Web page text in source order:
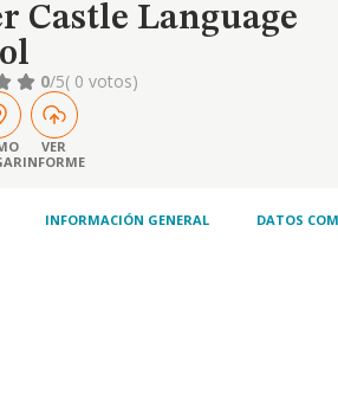
Castle Language
0/5( 0 votos)
VER
INFORME
INFORMACIÓN GENERAL DATOS